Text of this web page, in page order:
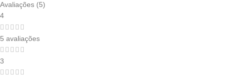
Avaliações (5)
4
5 avaliações
3